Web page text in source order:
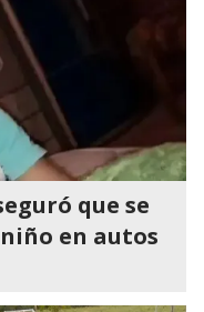
que se
en autos